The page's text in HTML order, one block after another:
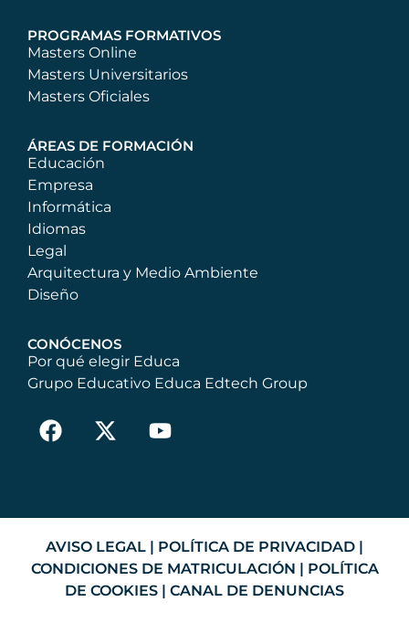
PROGRAMAS FORMATIVOS
Masters Online
Masters Universitarios
Masters Oficiales
ÁREAS DE FORMACIÓN
Educación
Empresa
Informática
Idiomas
Legal
Arquitectura y Medio Ambiente
Diseño
CONÓCENOS
Por qué elegir Educa
Grupo Educativo Educa Edtech Group
AVISO LEGAL | POLÍTICA DE PRIVACIDAD |
CONDICIONES DE MATRICULACIÓN | POLÍTICA
DE COOKIES | CANAL DE DENUNCIAS